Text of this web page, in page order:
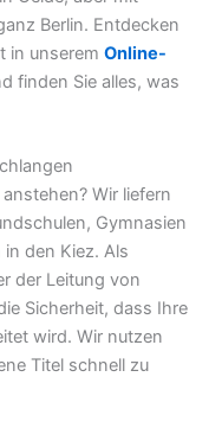
Berlin. Entdecken
in unserem Online-
finden Sie alles, was
Wir liefern
Gymnasien
den Kiez. Als
der Leitung von
Sicherheit, dass Ihre
wird. Wir nutzen
Titel schnell zu